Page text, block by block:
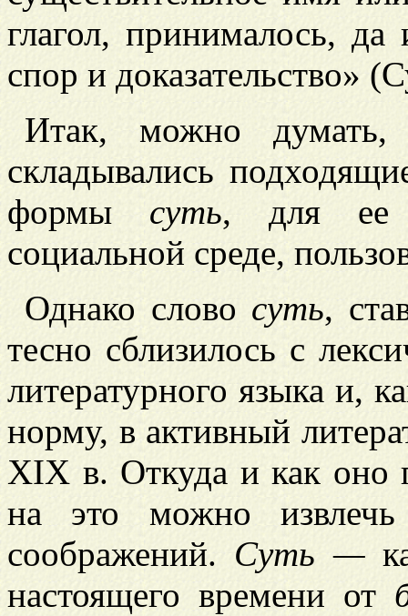
глагол, принималось,
спор и доказательство»
Итак, можно
складывались
формы суть, для ее
социальной среде,
Однако слово суть,
тесно сблизилось с
литературного языка и,
норму, в активный
XIX в. Откуда и как оно
на это можно извлечь
соображений. Суть —
настоящего времени от